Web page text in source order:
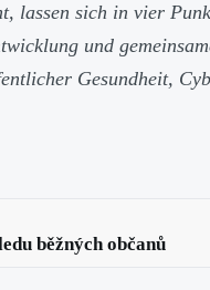
sich in vier
und
Gesundheit,
běžných občanů